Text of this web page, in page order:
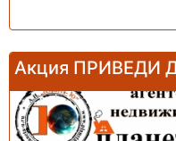
Акция ПРИВЕДИ